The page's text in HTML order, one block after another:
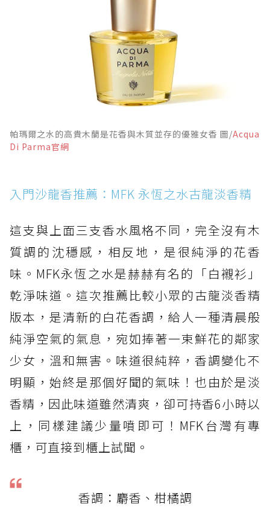
帕瑪爾之水的高貴木蘭是花香與木質並存的優雅女香 圖/Acqua
Di Parma官網
入門沙龍香推薦：MFK 永恆之水古龍淡香精
這支與上面三支香水風格不同，完全沒有木
質調的沈穩感，相反地，是很純淨的花香
味。MFK永恆之水是赫赫有名的「白襯衫」
乾淨味道。這次推薦比較小眾的古龍淡香精
版本，是清新的白花香調，給人一種清晨般
純淨空氣的氣息，宛如捧著一束鮮花的鄰家
少女，溫和無害。味道很純粹，香調變化不
明顯，始終是那個好聞的氣味！也由於是淡
香精，因此味道雖然清爽，卻可持香6小時以
上，同樣建議少量噴即可！MFK台灣有專
櫃，可直接到櫃上試聞。
香調：麝香、柑橘調